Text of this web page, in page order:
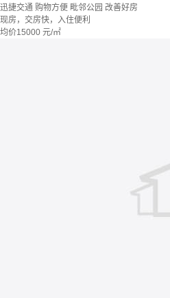
迅捷交通 购物方便 毗邻公园 改善好房
现房，交房快，入住便利
均价15000 元/㎡